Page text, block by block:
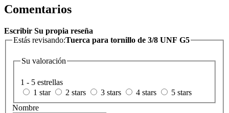
Comentarios
Escribir Su propia reseña
Estás revisando:Tuerca para tornillo de 3/8 UNF G5
Su valoración
1 - 5 estrellas
1 star
2 stars 3 stars 4 stars
5 stars
Nombre